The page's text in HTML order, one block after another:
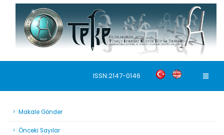
ISSN:2147-0146
Makale Gönder
Önceki Sayılar